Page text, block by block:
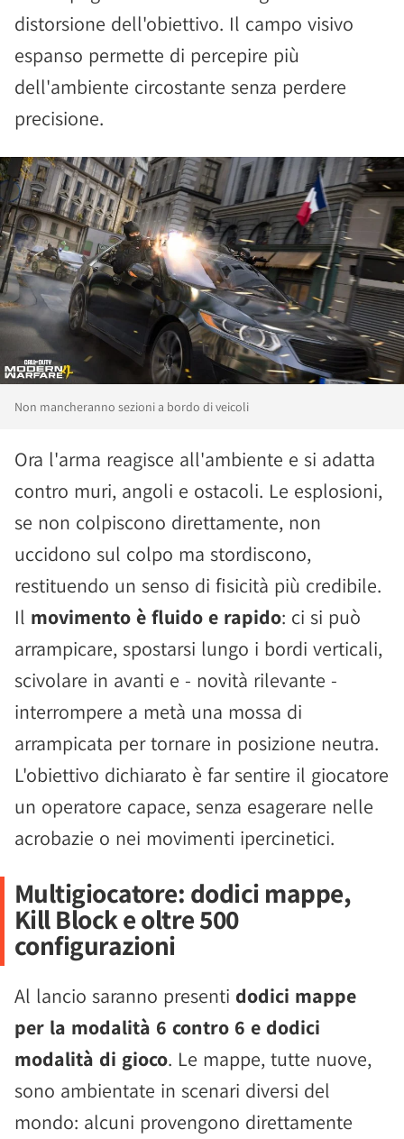
distorsione dell'obiettivo. Il campo visivo
espanso permette di percepire più
dell'ambiente circostante senza perdere
precisione.
Non mancheranno sezioni a bordo di veicoli
Ora l'arma reagisce all'ambiente e si adatta
contro muri, angoli e ostacoli. Le esplosioni,
se non colpiscono direttamente, non
uccidono sul colpo ma stordiscono,
restituendo un senso di fisicità più credibile.
Il movimento è fluido e rapido: ci si può
arrampicare, spostarsi lungo i bordi verticali,
scivolare in avanti e - novità rilevante -
interrompere a metà una mossa di
arrampicata per tornare in posizione neutra.
L'obiettivo dichiarato è far sentire il giocatore
un operatore capace, senza esagerare nelle
acrobazie o nei movimenti ipercinetici.
Multigiocatore: dodici mappe,
Kill Block e oltre 500
configurazioni
Al lancio saranno presenti dodici mappe
per la modalità 6 contro 6 e dodici
modalità di gioco. Le mappe, tutte nuove,
sono ambientate in scenari diversi del
mondo: alcuni provengono direttamente